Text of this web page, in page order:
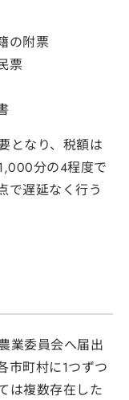
の附票
票
となり、税額は
分の4程度で
で遅延なく行う
業委員会へ届出
市町村に1つずつ
は複数存在した